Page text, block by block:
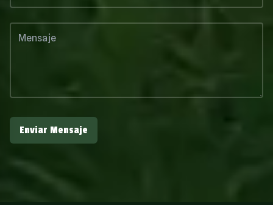
Enviar Mensaje